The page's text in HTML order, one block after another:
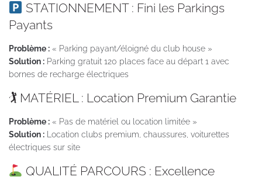
STATIONNEMENT : Fini les Parkings
Payants
Problème : « Parking payant/éloigné du club house »
Solution : Parking gratuit 120 places face au départ 1 avec
bornes de recharge électriques
🏌️ MATÉRIEL : Location Premium Garantie
Problème : « Pas de matériel ou location limitée »
Solution : Location clubs premium, chaussures, voiturettes
électriques sur site
QUALITÉ PARCOURS : Excellence